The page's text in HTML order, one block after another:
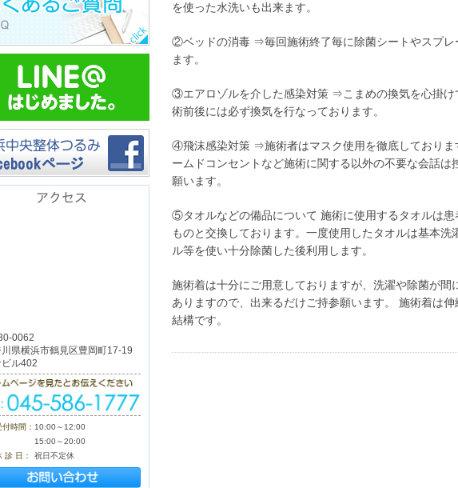
を使った水洗いも出来ます。
②ベッドの消毒 ⇒毎回施術終了毎に除菌シートやスプレ
ます。
③エアロゾルを介した感染対策 ⇒こまめの換気を心掛け
術前後には必ず換気を行なっております。
④飛沫感染対策 ⇒施術者はマスク使用を徹底しておりま
ームドコンセントなど施術に関する以外の不要な会話は
願います。
⑤タオルなどの備品について 施術に使用するタオルは患
ものと交換しております。一度使用したタオルは基本洗
ル等を使い十分除菌した後利用します。
施術着は十分にご用意しておりますが、洗濯や除菌が間
ありますので、出来るだけご持参願います。 施術着は
結構です。
アクセス
0062
県横浜市鶴見区豊岡町17-19
ビル402
付時間： 10:00～12:00
15:00～20:00
診 日：
祝日不定休